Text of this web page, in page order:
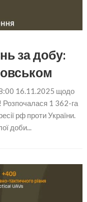
за добу:
16.11.2025 щодо
Розпочалася 1 362-га
рф проти України.
доби...